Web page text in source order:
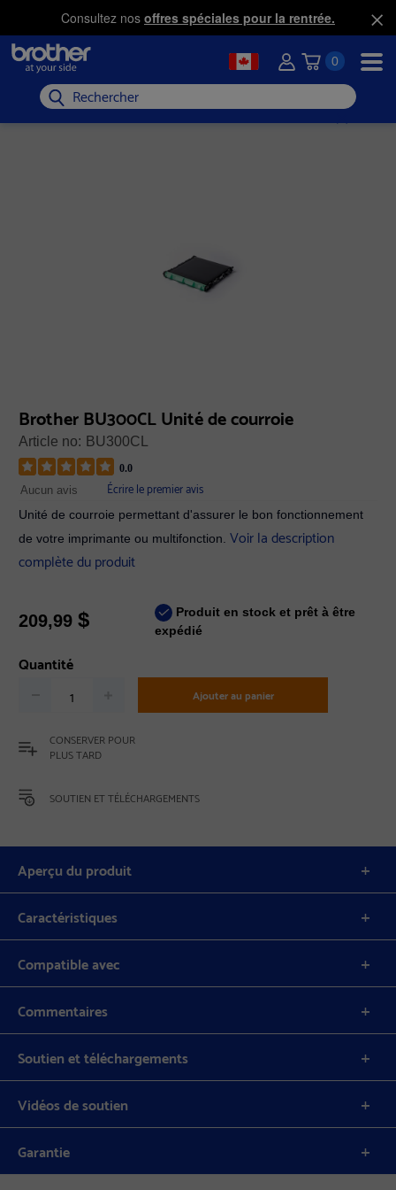
Consultez nos offres spéciales pour la rentrée.
0
Rechercher
Brother BU300CL Unité de courroie
Article no: BU300CL
0.0
Aucun avis Écrire le premier avis
Unité de courroie permettant d'assurer le bon fonctionnement
de votre imprimante ou multifonction.Voir la description
complète du produit
209,99$
Produit en stock et prêt à être
expédié
Quantité
Ajouter au panier
CONSERVER POUR
PLUS TARD
SOUTIEN ET TÉLÉCHARGEMENTS
Aperçu du produit
Caractéristiques
Compatible avec
Commentaires
Soutien et téléchargements
Vidéos de soutien
Garantie